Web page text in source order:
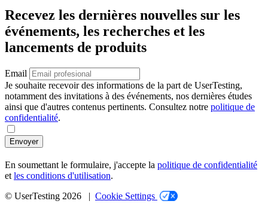
Recevez les dernières nouvelles sur les
événements, les recherches et les
lancements de produits
Email
Je souhaite recevoir des informations de la part de UserTesting,
notamment des invitations à des événements, nos dernières études
ainsi que d'autres contenus pertinents. Consultez notre politique de
confidentialité.
Envoyer
En soumettant le formulaire, j'accepte la politique de confidentialité
et les conditions d'utilisation.
© UserTesting 2026 | Cookie Settings